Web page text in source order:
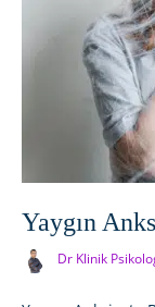
Yaygın
Dr Klinik